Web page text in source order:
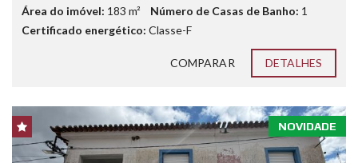
Área do imóvel: 183 m² Número de Casas de Banho: 1
Certificado energético: Classe-F
COMPARAR DETALHES
NOVIDADE